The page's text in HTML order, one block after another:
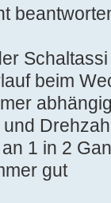
beim
1 in 2
gut